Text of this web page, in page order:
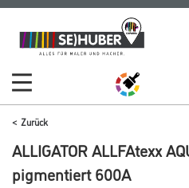
Zum
Inhalt
Zum
Navigationsmenü
Zurück
ALLIGATOR ALLFAtexx
pigmentiert 600A